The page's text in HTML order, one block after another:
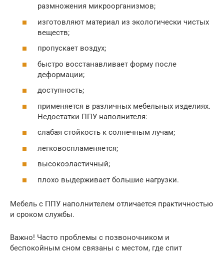
размножения микроорганизмов;
изготовляют материал из экологически чистых
веществ;
пропускает воздух;
быстро восстанавливает форму после
деформации;
доступность;
применяется в различных мебельных изделиях.
Недостатки ППУ наполнителя:
слабая стойкость к солнечным лучам;
легковоспламеняется;
высокоэластичный;
плохо выдерживает большие нагрузки.
Мебель с ППУ наполнителем отличается практичностью
и сроком службы.
Важно! Часто проблемы с позвоночником и
беспокойным сном связаны с местом, где спит